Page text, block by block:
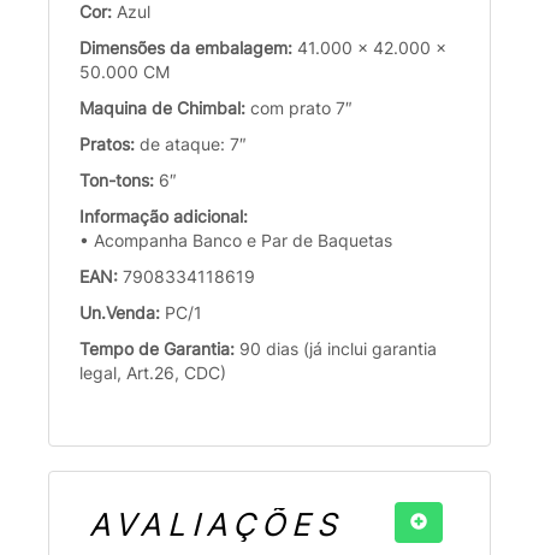
Cor: Azul
Dimensões da embalagem: 41.000 x 42.000 x
50.000 CM
Maquina de Chimbal: com prato 7″
Pratos: de ataque: 7″
Ton-tons: 6″
Informação adicional:
• Acompanha Banco e Par de Baquetas
EAN: 7908334118619
Un.Venda: PC/1
Tempo de Garantia: 90 dias (já inclui garantia
legal, Art.26, CDC)
AVALIAÇÕES